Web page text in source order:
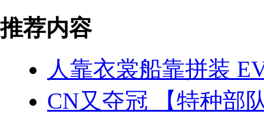
推荐内容
人靠衣裳船靠拼装
CN又夺冠 【特种部